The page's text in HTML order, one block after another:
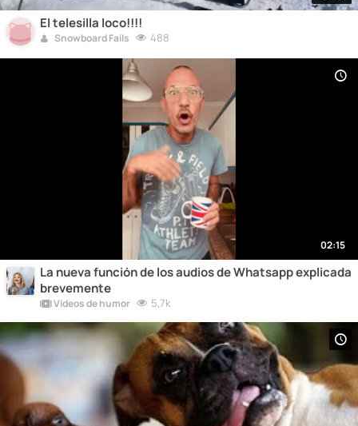
El telesilla loco!!!!
Snowboard Fails 488
02:15
La nueva función de los audios de Whatsapp explicada
brevemente
Vídeos de humor 5,7k